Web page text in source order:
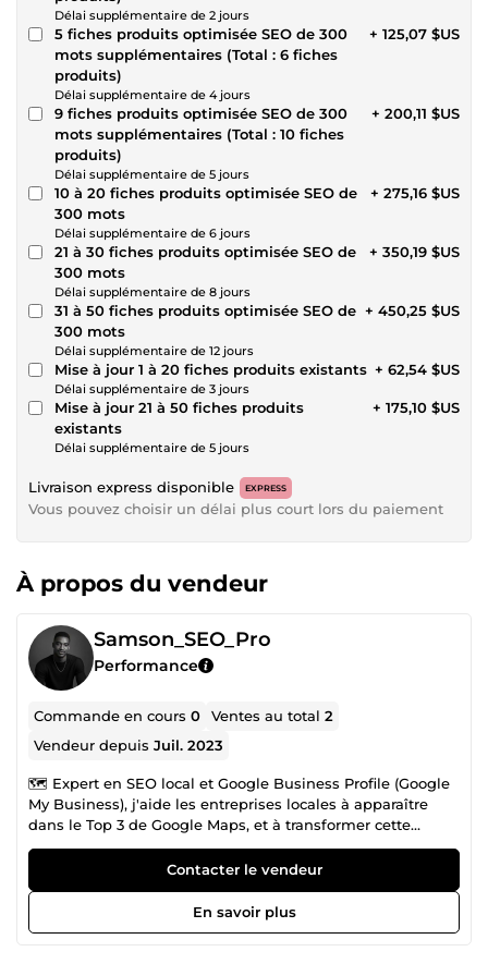
Délai supplémentaire de 2 jours
5 fiches produits optimisée SEO de 300
mots supplémentaires (Total : 6 fiches
produits)
Délai supplémentaire de 4 jours
+ 125,07 $US
9 fiches produits optimisée SEO de 300
mots supplémentaires (Total : 10 fiches
produits)
Délai supplémentaire de 5 jours
+ 200,11 $US
10 à 20 fiches produits optimisée SEO de
300 mots
Délai supplémentaire de 6 jours
+ 275,16 $US
21 à 30 fiches produits optimisée SEO de
300 mots
Délai supplémentaire de 8 jours
+ 350,19 $US
31 à 50 fiches produits optimisée SEO de
300 mots
Délai supplémentaire de 12 jours
+ 450,25 $US
Mise à jour 1 à 20 fiches produits existants
Délai supplémentaire de 3 jours
+ 62,54 $US
Mise à jour 21 à 50 fiches produits
existants
Délai supplémentaire de 5 jours
+ 175,10 $US
Livraison express disponible EXPRESS
Vous pouvez choisir un délai plus court lors du paiement
À propos du vendeur
Samson_SEO_Pro
Performance
Commande en cours0 Ventes au total2
Vendeur depuisJuil. 2023
🗺️ Expert en SEO local et Google Business Profile (Google
My Business), j'aide les entreprises locales à apparaître
dans le Top 3 de Google Maps, et à transformer cette
visibilité en appels, visites et devis. Depuis plusieurs
années, j'accompagne TPE, artisans, commerces et
professions libérales dans leur référencement local :
création et optimisation de fiches GMB, gestion des avis
Google, audit qualité de fiches et stratégie de visibilité
Contacter le vendeur
En savoir plus